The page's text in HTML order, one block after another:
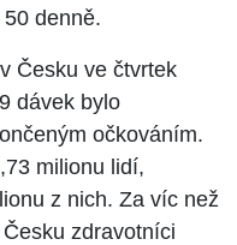
denně.
Česku ve čtvrtek
dávek bylo
očkováním.
milionu lidí,
z nich. Za víc než
zdravotníci